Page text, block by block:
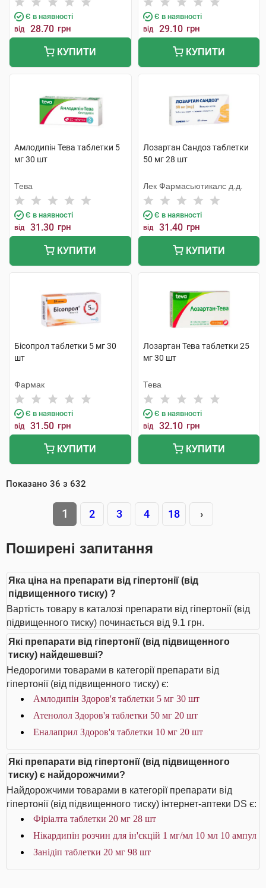
Є в наявності
від 28.70 грн
КУПИТИ
Є в наявності
від 29.10 грн
КУПИТИ
Амлодипін Тева таблетки 5
мг 30 шт
Тева
Є в наявності
від 31.30 грн
КУПИТИ
Лозартан Сандоз таблетки
50 мг 28 шт
Лек Фармасьютикалс д.д.
Є в наявності
від 31.40 грн
КУПИТИ
Бісопрол таблетки 5 мг 30
шт
Фармак
Є в наявності
від 31.50 грн
КУПИТИ
Лозартан Тева таблетки 25
мг 30 шт
Тева
Є в наявності
від 32.10 грн
КУПИТИ
Показано 36 з 632
1 2 3 4 18 ›
Поширені запитання
Яка ціна на препарати від гіпертонії (від
підвищенного тиску) ?
Вартість товару в каталозі препарати від гіпертонії (від
підвищенного тиску) починається від 9.1 грн.
Які препарати від гіпертонії (від підвищенного
тиску) найдешевші?
Недорогими товарами в категорії препарати від
гіпертонії (від підвищенного тиску) є:
Амлодипін Здоров'я таблетки 5 мг 30 шт
Атенолол Здоров'я таблетки 50 мг 20 шт
Еналаприл Здоров'я таблетки 10 мг 20 шт
Які препарати від гіпертонії (від підвищенного
тиску) є найдорожчими?
Найдорожчими товарами в категорії препарати від
гіпертонії (від підвищенного тиску) інтернет-аптеки DS є:
Фіріалта таблетки 20 мг 28 шт
Нікардипін розчин для ін'єкцій 1 мг/мл 10 мл 10 ампул
Занідіп таблетки 20 мг 98 шт